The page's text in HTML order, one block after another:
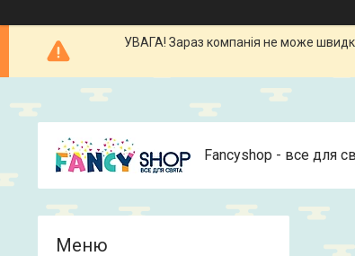
УВАГА! Зараз компанія не може
Fancyshop - все для